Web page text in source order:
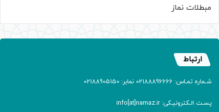
مبطلات نماز
ارتباط
شـماره تمـاس: 02188896666 نمابر: 02188905150
پسـت الـکترونیـکی: info[at]namaz.ir